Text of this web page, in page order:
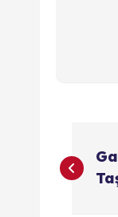
Y
a